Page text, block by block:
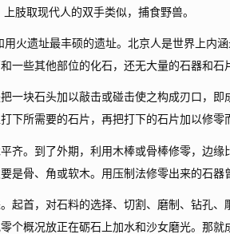
肢取现代人的双手类似，捕食野兽。
遗址最丰硕的遗址。北京人是世界上内涵
一些其他部位的化石，还无大量的石器和石
块石头加以敲击或碰击使之构成刃口，即
下所需要的石片，再把打下的石片加以修零
。到了外期，利用木棒或骨棒修零，边缘
是骨、角或软木。用压制法修零出来的石器
首，对石料的选择、切割、磨制、钻孔、
个概况放正在砺石上加水和沙女磨光。那就